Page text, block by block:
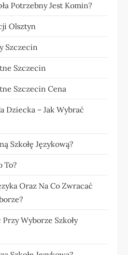
Potrzebny Jest Komin?
Olsztyn
Szczecin
Szczecin
Szczecin Cena
Dziecka – Jak Wybrać
Szkołę Językową?
To?
Oraz Na Co Zwracać
Wyborze Szkoły